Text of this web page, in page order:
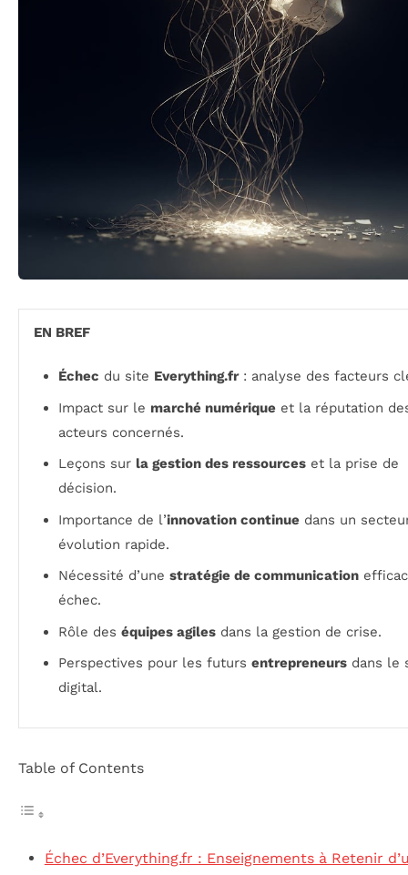
EN BREF
Échec du site Everything.fr: analyse des facteurs
Impact sur le marché numérique et la réputation
acteurs concernés.
Leçons sur la gestion des ressources et la prise de
décision.
Importance de l’innovation continue dans un
évolution rapide.
Nécessité d’une stratégie de communication
échec.
Rôle des équipes agiles dans la gestion de crise.
Perspectives pour les futurs entrepreneurs dans le
digital.
Table of Contents
Échec d’Everything.fr : Enseignements à Retenir